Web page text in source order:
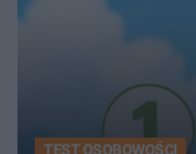
TEST OSOBOWOŚCI